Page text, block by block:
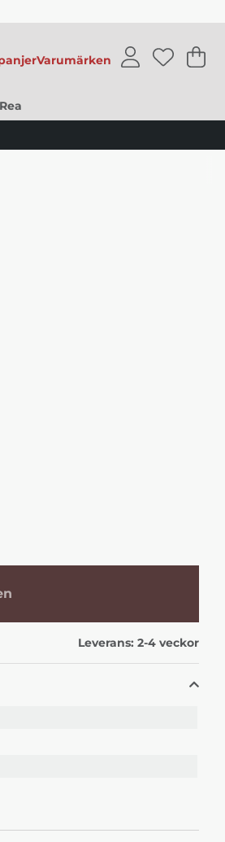
Varumärken .
Rea
Leverans: 2-4 veckor